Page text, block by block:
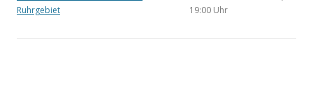
Ruhrgebiet
19:00 Uhr